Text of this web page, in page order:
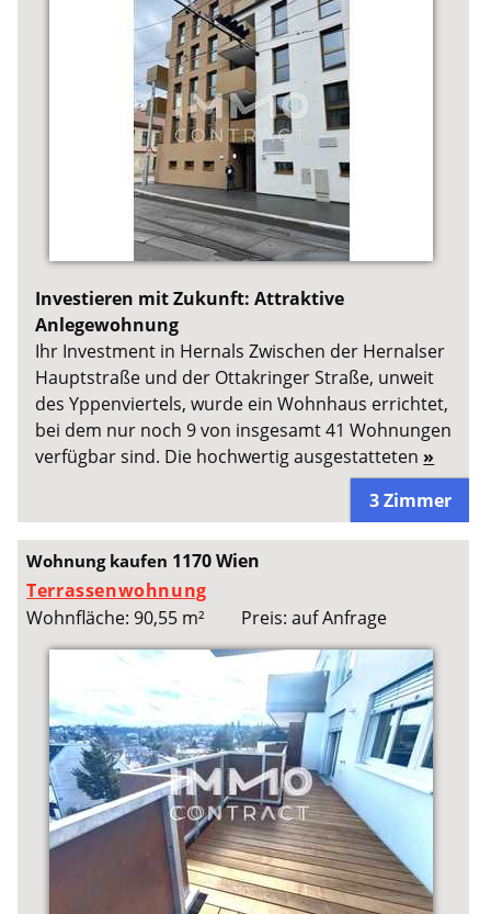
Investieren mit Zukunft: Attraktive
Anlegewohnung
Ihr Investment in Hernals Zwischen der Hernalser
Hauptstraße und der Ottakringer Straße, unweit
des Yppenviertels, wurde ein Wohnhaus errichtet,
bei dem nur noch 9 von insgesamt 41 Wohnungen
verfügbar sind. Die hochwertig ausgestatteten »
3 Zimmer
Wohnung kaufen 1170 Wien
Terrassenwohnung
Wohnfläche: 90,55 m²
Preis: auf Anfrage